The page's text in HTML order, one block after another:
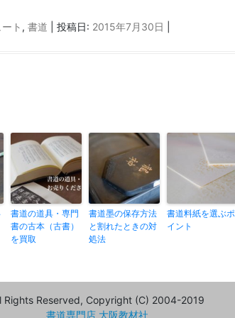
ト , 書道 | 投稿日: 2015年7月30日
書道の道具・専門
書の古本（古書）
を買取
書道墨の保存方法
と割れたときの対
処法
書道料紙を選ぶポ
イント
Rights Reserved, Copyright (C) 2004-2019
書道専門店 大阪教材社